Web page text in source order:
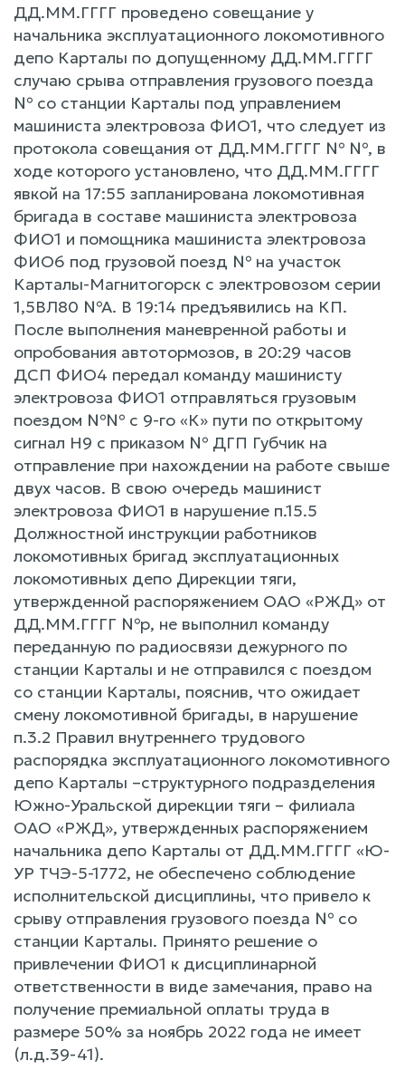
ДД.ММ.ГГГГ проведено совещание у
начальника эксплуатационного локомотивного
депо Карталы по допущенному ДД.ММ.ГГГГ
случаю срыва отправления грузового поезда
№ со станции Карталы под управлением
машиниста электровоза ФИО1, что следует из
протокола совещания от ДД.ММ.ГГГГ № №, в
ходе которого установлено, что ДД.ММ.ГГГГ
явкой на 17:55 запланирована локомотивная
бригада в составе машиниста электровоза
ФИО1 и помощника машиниста электровоза
ФИО6 под грузовой поезд № на участок
Карталы-Магнитогорск с электровозом серии
1,5ВЛ80 №А. В 19:14 предъявились на КП.
После выполнения маневренной работы и
опробования автотормозов, в 20:29 часов
ДСП ФИО4 передал команду машинисту
электровоза ФИО1 отправляться грузовым
поездом №№ с 9-го «К» пути по открытому
сигнал Н9 с приказом № ДГП Губчик на
отправление при нахождении на работе свыше
двух часов. В свою очередь машинист
электровоза ФИО1 в нарушение п.15.5
Должностной инструкции работников
локомотивных бригад эксплуатационных
локомотивных депо Дирекции тяги,
утвержденной распоряжением ОАО «РЖД» от
ДД.ММ.ГГГГ №р, не выполнил команду
переданную по радиосвязи дежурного по
станции Карталы и не отправился с поездом
со станции Карталы, пояснив, что ожидает
смену локомотивной бригады, в нарушение
п.3.2 Правил внутреннего трудового
распорядка эксплуатационного локомотивного
депо Карталы –структурного подразделения
Южно-Уральской дирекции тяги – филиала
ОАО «РЖД», утвержденных распоряжением
начальника депо Карталы от ДД.ММ.ГГГГ «Ю-
УР ТЧЭ-5-1772, не обеспечено соблюдение
исполнительской дисциплины, что привело к
срыву отправления грузового поезда № со
станции Карталы. Принято решение о
привлечении ФИО1 к дисциплинарной
ответственности в виде замечания, право на
получение премиальной оплаты труда в
размере 50% за ноябрь 2022 года не имеет
(л.д.39-41).